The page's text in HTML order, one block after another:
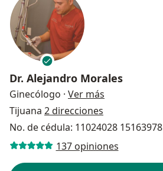
Dr. Alejandro Morales
Ginecólogo · Ver más
Tijuana 2 direcciones
No. de cédula: 11024028 15163978
137 opiniones